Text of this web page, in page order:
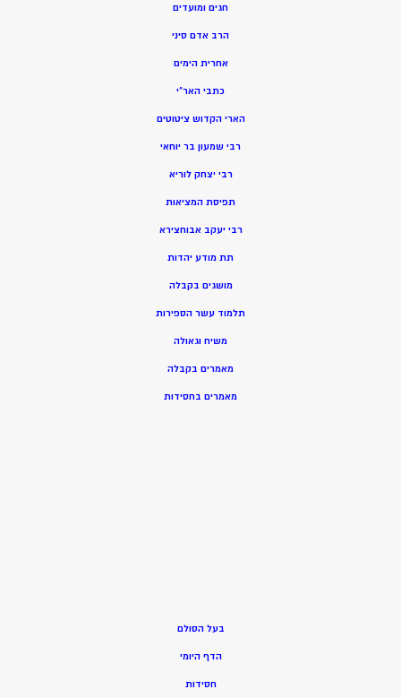
חגים ומועדים
הרב אדם סיני
אחרית הימים
כתבי האר”י
הארי הקדוש ציטוטים
רבי שמעון בר יוחאי
רבי יצחק לוריא
תפיסת המציאות
רבי יעקב אבוחצירא
תת מודע יהדות
מושגים בקבלה
תלמוד עשר הספירות
משיח וגאולה
מאמרים בקבלה
מאמרים בחסידות
בעל הסולם
הדף היומי
חסידות